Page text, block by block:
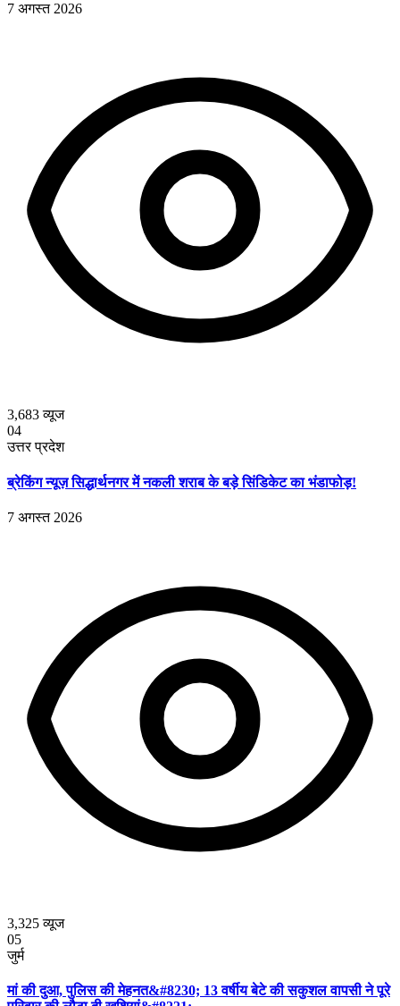
7 अगस्त 2026
3,683व्यूज
04
उत्तर प्रदेश
ब्रेकिंग न्यूज़ सिद्धार्थनगर में नकली शराब के बड़े सिंडिकेट का भंडाफोड़!
7 अगस्त 2026
3,325व्यूज
05
जुर्म
मां की दुआ, पुलिस की मेहनत&#8230; 13 वर्षीय बेटे की सकुशल वापसी ने पूरे